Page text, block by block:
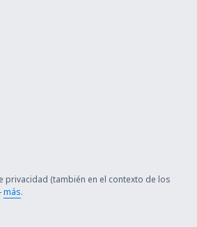
privacidad (también en el contexto de los
más.